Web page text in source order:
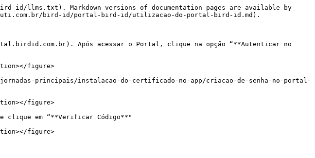
id/llms.txt). Markdown versions of documentation pages are available by
bird-id/portal-bird-id/utilizacao-do-portal-bird-id.md).
Após acessar o Portal, clique na opção “**Autenticar no
figure>
principais/instalacao-do-certificado-no-app/criacao-de-senha-no-portal-
figure>
clique em “**Verificar Código**"